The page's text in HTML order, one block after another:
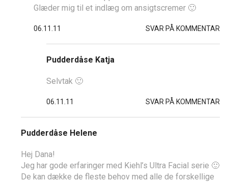
Glæder mig til et indlæg om ansigtscremer 🙂
06.11.11 SVAR PÅ KOMMENTAR
Pudderdåse Katja
Selvtak 🙂
06.11.11 SVAR PÅ KOMMENTAR
Pudderdåse Helene
Hej Dana!
Jeg har gode erfaringer med Kiehl’s Ultra Facial serie 🙂
De kan dække de fleste behov med alle de forskellige